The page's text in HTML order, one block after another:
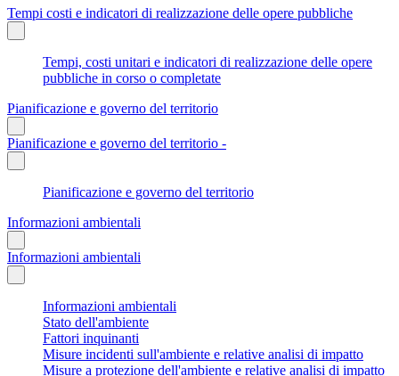
Tempi costi e indicatori di realizzazione delle opere pubbliche
Tempi, costi unitari e indicatori di realizzazione delle opere
pubbliche in corso o completate
Pianificazione e governo del territorio
Pianificazione e governo del territorio -
Pianificazione e governo del territorio
Informazioni ambientali
Informazioni ambientali
Informazioni ambientali
Stato dell'ambiente
Fattori inquinanti
Misure incidenti sull'ambiente e relative analisi di impatto
Misure a protezione dell'ambiente e relative analisi di impatto